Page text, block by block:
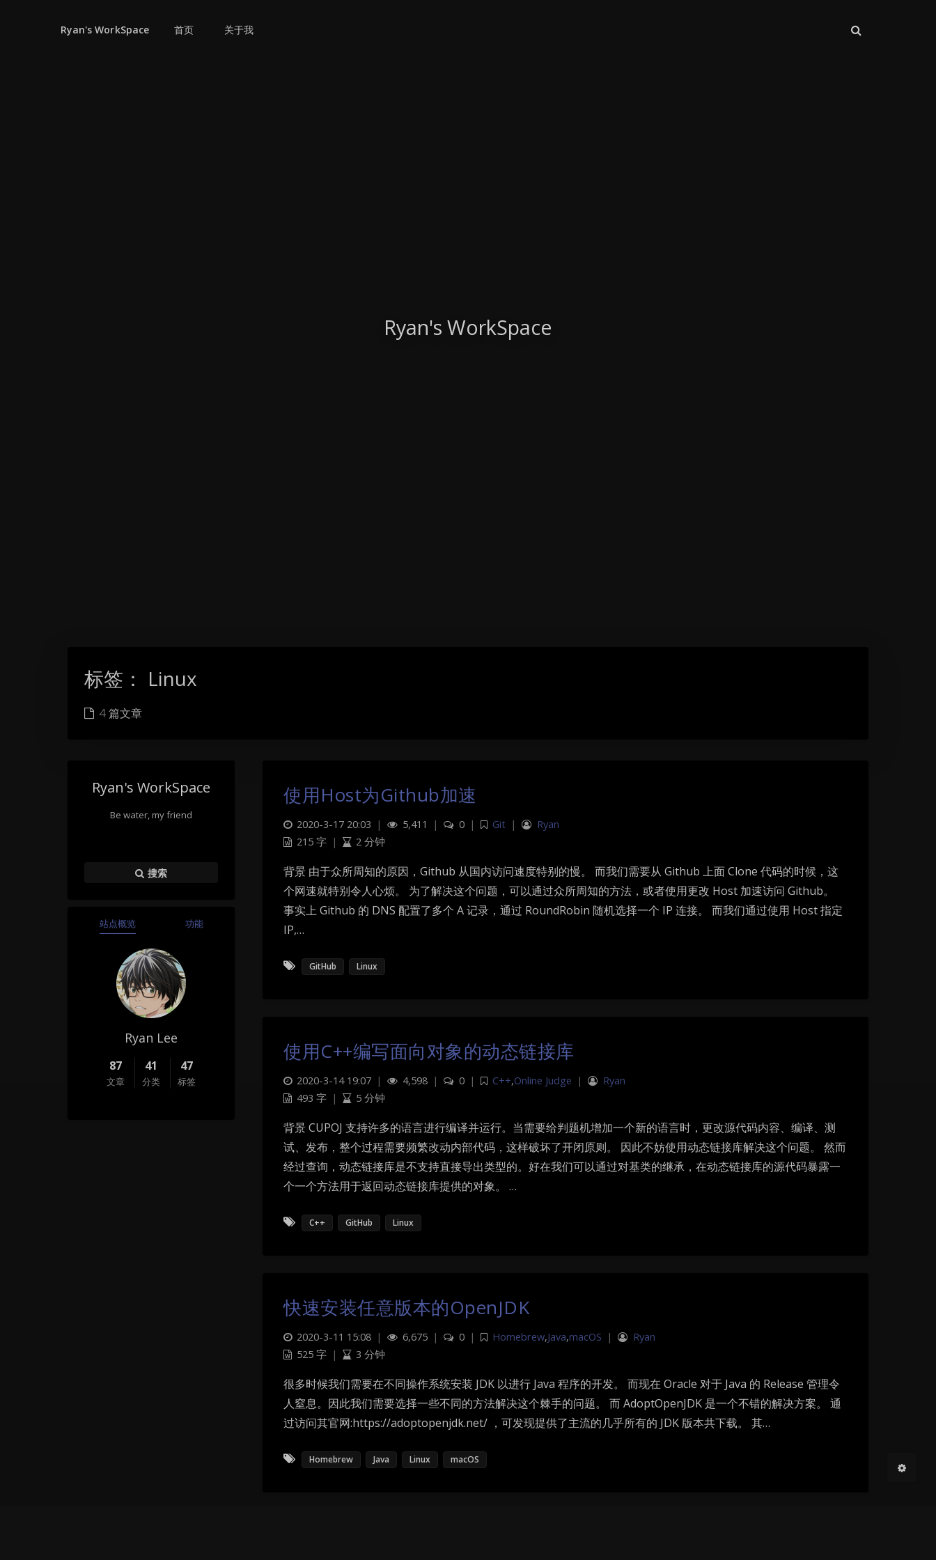
Ryan's WorkSpace 首页 关于我
Ryan's WorkSpace
标签： Linux
4 篇文章
Ryan's WorkSpace
Be water, my friend
搜索
站点概览 功能
Ryan Lee
87
文章
41
分类
47
标签
使用Host为Github加速
2020-3-17 20:03 | 5,411 | 0 | Git |
Ryan
215 字 | 2 分钟
背景 由于众所周知的原因，Github 从国内访问速度特别的慢。 而我们需要从 Github 上面 Clone 代码的时候，这
个网速就特别令人心烦。 为了解决这个问题，可以通过众所周知的方法，或者使用更改 Host 加速访问 Github。
事实上 Github 的 DNS 配置了多个 A 记录，通过 RoundRobin 随机选择一个 IP 连接。 而我们通过使用 Host 指定
IP,…
GitHub Linux
使用C++编写面向对象的动态链接库
2020-3-14 19:07 | 4,598 | 0 | C++,Online Judge |
Ryan
493 字 | 5 分钟
背景 CUPOJ 支持许多的语言进行编译并运行。当需要给判题机增加一个新的语言时，更改源代码内容、编译、测
试、发布，整个过程需要频繁改动内部代码，这样破坏了开闭原则。 因此不妨使用动态链接库解决这个问题。 然而
经过查询，动态链接库是不支持直接导出类型的。好在我们可以通过对基类的继承，在动态链接库的源代码暴露一
个一个方法用于返回动态链接库提供的对象。 …
C++ GitHub Linux
快速安装任意版本的OpenJDK
2020-3-11 15:08 | 6,675 | 0 | Homebrew,Java,macOS |
Ryan
525 字 | 3 分钟
很多时候我们需要在不同操作系统安装 JDK 以进行 Java 程序的开发。 而现在 Oracle 对于 Java 的 Release 管理令
人窒息。因此我们需要选择一些不同的方法解决这个棘手的问题。 而 AdoptOpenJDK 是一个不错的解决方案。 通
过访问其官网:https://adoptopenjdk.net/ ，可发现提供了主流的几乎所有的 JDK 版本共下载。 其…
Homebrew Java Linux macOS